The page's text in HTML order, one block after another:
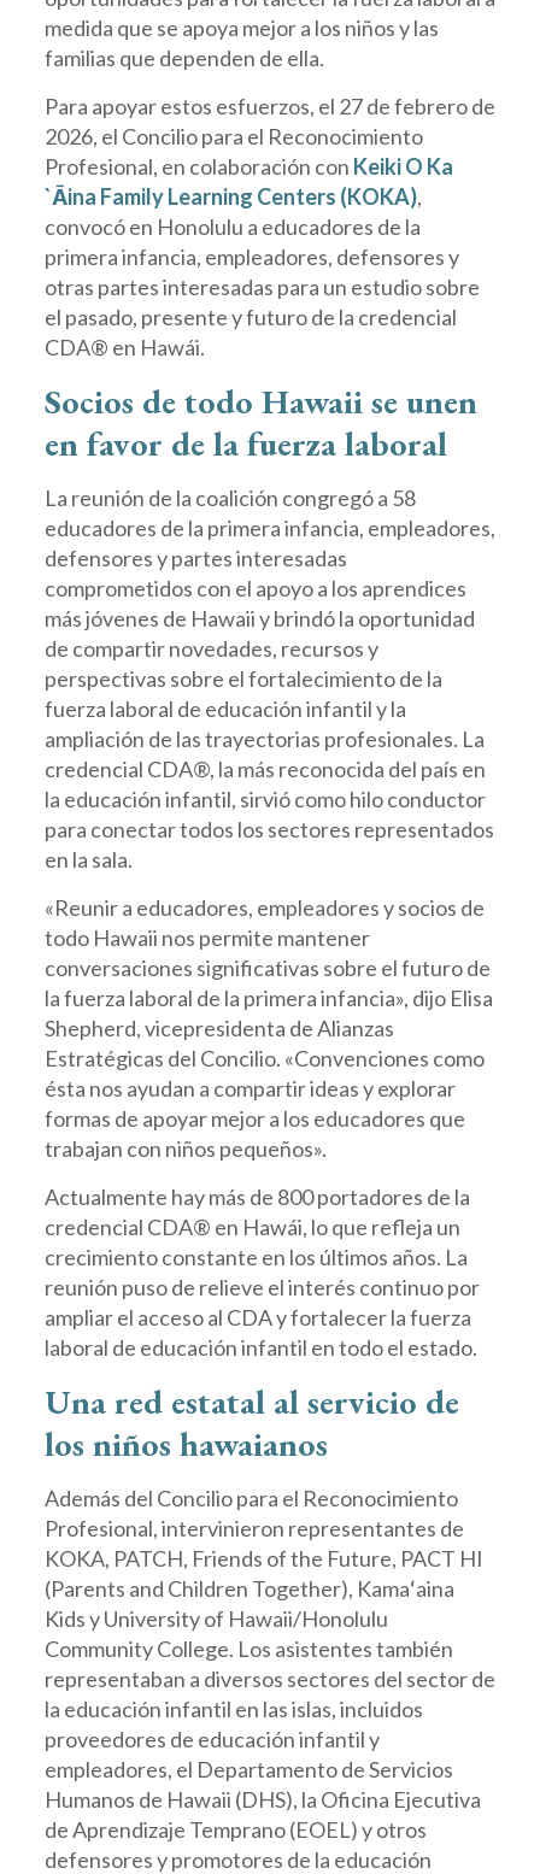
medida que se apoya mejor a los niños y las
familias que dependen de ella.
Para apoyar estos esfuerzos, el 27 de febrero de
2026, el Concilio para el Reconocimiento
Profesional, en colaboración con Keiki O Ka
`Āina Family Learning Centers (KOKA),
convocó en Honolulu a educadores de la
primera infancia, empleadores, defensores y
otras partes interesadas para un estudio sobre
el pasado, presente y futuro de la credencial
CDA® en Hawái.
Socios de todo Hawaii se unen
en favor de la fuerza laboral
La reunión de la coalición congregó a 58
educadores de la primera infancia, empleadores,
defensores y partes interesadas
comprometidos con el apoyo a los aprendices
más jóvenes de Hawaii y brindó la oportunidad
de compartir novedades, recursos y
perspectivas sobre el fortalecimiento de la
fuerza laboral de educación infantil y la
ampliación de las trayectorias profesionales. La
credencial CDA®, la más reconocida del país en
la educación infantil, sirvió como hilo conductor
para conectar todos los sectores representados
en la sala.
«Reunir a educadores, empleadores y socios de
todo Hawaii nos permite mantener
conversaciones significativas sobre el futuro de
la fuerza laboral de la primera infancia», dijo Elisa
Shepherd, vicepresidenta de Alianzas
Estratégicas del Concilio. «Convenciones como
ésta nos ayudan a compartir ideas y explorar
formas de apoyar mejor a los educadores que
trabajan con niños pequeños».
Actualmente hay más de 800 portadores de la
credencial CDA® en Hawái, lo que refleja un
crecimiento constante en los últimos años. La
reunión puso de relieve el interés continuo por
ampliar el acceso al CDA y fortalecer la fuerza
laboral de educación infantil en todo el estado.
Una red estatal al servicio de
los niños hawaianos
Además del Concilio para el Reconocimiento
Profesional, intervinieron representantes de
KOKA, PATCH, Friends of the Future, PACT HI
(Parents and Children Together), Kamaʻaina
Kids y University of Hawaii/Honolulu
Community College. Los asistentes también
representaban a diversos sectores del sector de
la educación infantil en las islas, incluidos
proveedores de educación infantil y
empleadores, el Departamento de Servicios
Humanos de Hawaii (DHS), la Oficina Ejecutiva
de Aprendizaje Temprano (EOEL) y otros
defensores y promotores de la educación